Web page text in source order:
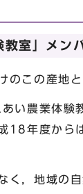
教室」メン
この産地と
い農業体験
18年度から
，地域の